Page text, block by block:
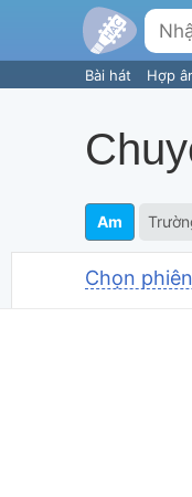
Bài hát Hợp
Am
Chọn